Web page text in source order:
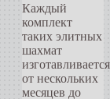
Каждый
комплект
таких элитных
шахмат
изготавливается
от нескольких
месяцев до